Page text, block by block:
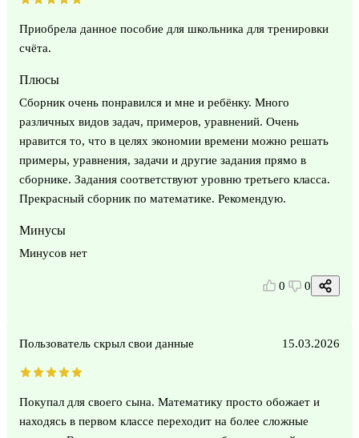
Приобрела данное пособие для школьника для тренировки
счёта.
Плюсы
Сборник очень понравился и мне и ребёнку. Много
различных видов задач, примеров, уравнений. Очень
нравится то, что в целях экономии времени можно решать
примеры, уравнения, задачи и другие задания прямо в
сборнике. Задания соответствуют уровню третьего класса.
Прекрасный сборник по математике. Рекомендую.
Минусы
Минусов нет
0 0
Пользователь скрыл свои данные 15.03.2026
Покупал для своего сына. Математику просто обожает и
находясь в первом классе переходит на более сложные